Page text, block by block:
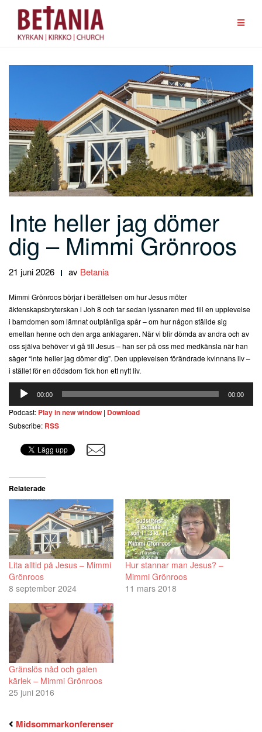
Hoppa
innehåll
Inte heller jag dömer
dig – Mimmi Grönroos
21 juni 2026 av Betania
Mimmi Grönroos börjar i berättelsen om hur Jesus möter
äktenskapsbryterskan i Joh 8 och tar sedan lyssnaren med till en upplevelse
i barndomen som lämnat outplånliga spår – om hur någon ställde sig
emellan henne och den arga anklagaren. När vi blir dömda av andra och av
oss själva behöver vi gå till Jesus – han ser på oss med medkänsla när han
säger “inte heller jag dömer dig”. Den upplevelsen förändrade kvinnans liv –
i stället för en dödsdom fick hon ett nytt liv.
Ljudspelare
00:00 00:00
Podcast: Play in new window | Download
Subscribe: RSS
Relaterade
Lita alltid på Jesus – Mimmi
Grönroos
8 september 2024
Hur stannar man Jesus? –
Mimmi Grönroos
11 mars 2018
Gränslös nåd och galen
kärlek – Mimmi Grönroos
25 juni 2016
Midsommarkonferenser